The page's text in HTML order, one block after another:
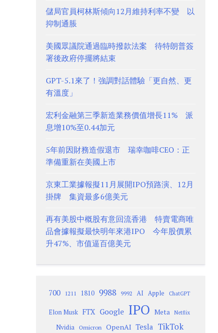
儲局官員柯林斯傾向12月維持利率不變 以
抑制通脹
美國眾議院通過臨時撥款法案 待特朗普簽
署後政府停擺將結束
GPT-5.1來了！強調對話體驗「更自然、更
有溫度」
宏利金融第三季新造業務價值增長11% 派
息增10%至0.44加元
5年前因財務造假退市 瑞幸咖啡CEO：正
準備重新在美國上市
京東工業據報擬11月展開IPO預路演、12月
掛牌 集資最多6億美元
再有美股中概股有意回流香港 特賣電商唯
品會據報擬最快明年來港IPO 今年股價累
升47%、市值逼百億美元
700 1211 1810 9988 9992 AI Apple ChatGPT
Elon Musk FTX Google IPO Meta Netflix
Nvidia Omicron OpenAI Tesla TikTok